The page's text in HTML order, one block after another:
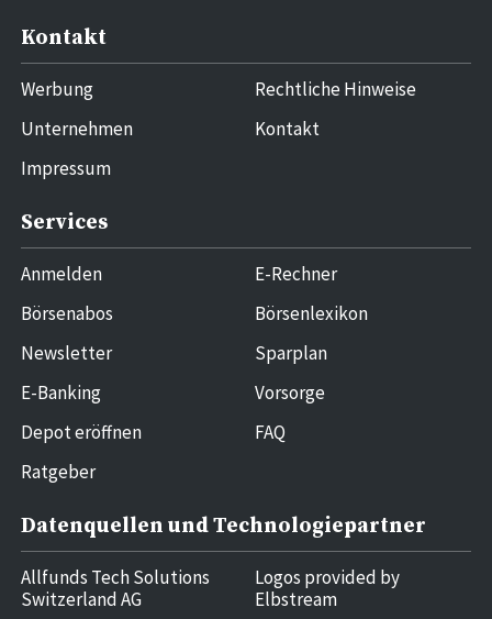
Kontakt
Werbung
Unternehmen
Impressum
Rechtliche Hinweise
Kontakt
Services
Anmelden
Börsenabos
Newsletter
E-Banking
Depot eröffnen
Ratgeber
E-Rechner
Börsenlexikon
Sparplan
Vorsorge
FAQ
Datenquellen und Technologiepartner
Allfunds Tech Solutions
Switzerland AG
Logos provided by
Elbstream